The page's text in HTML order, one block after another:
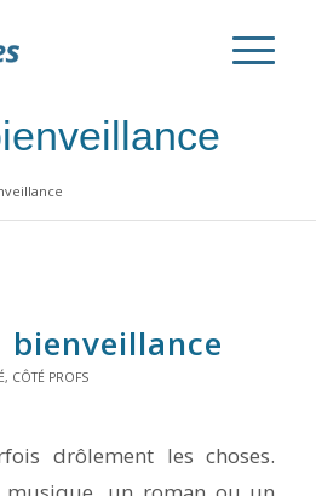
bienveillance
, CÔTÉ PROFS
drôlement les choses.